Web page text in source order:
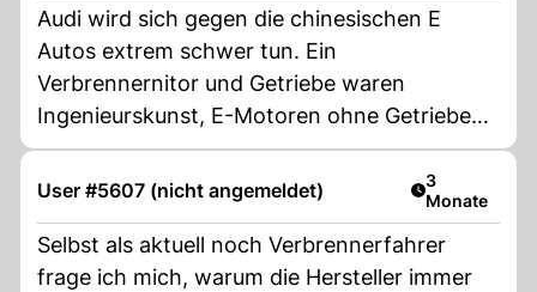
Audi wird sich gegen die chinesischen E
Autos extrem schwer tun. Ein
Verbrennernitor und Getriebe waren
Ingenieurskunst, E-Motoren ohne Getriebe
sind dagegen ei dach zu konstruieren, da
braucht es definitiv kein made in Germany.
User #5607 (nicht angemeldet) Artikel
3
Monate
Selbst als aktuell noch Verbrennerfahrer
frage ich mich, warum die Hersteller immer